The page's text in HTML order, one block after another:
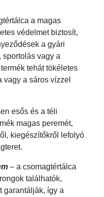
a magas
védelmet biztosít,
a gyári
vagy a
tehát tökéletes
vagy a sáros vízzel
esős és a téli
magas peremét,
kiegészítőkről lefolyó
– a csomagtértálca
találhatók,
garantálják, így a